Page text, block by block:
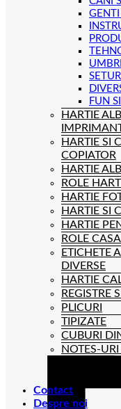
GENTI
FUN
HARTIE
HARTIE SI
COPIATOR
HARTIE
ROLE
HARTIE
HARTIE SI
HARTIE
ROLE
ETICHETE
DIVERSE
HARTIE
REGISTRE
PLICURI
TIPIZATE
CUBURI
NOTES-
Contact
Despre noi